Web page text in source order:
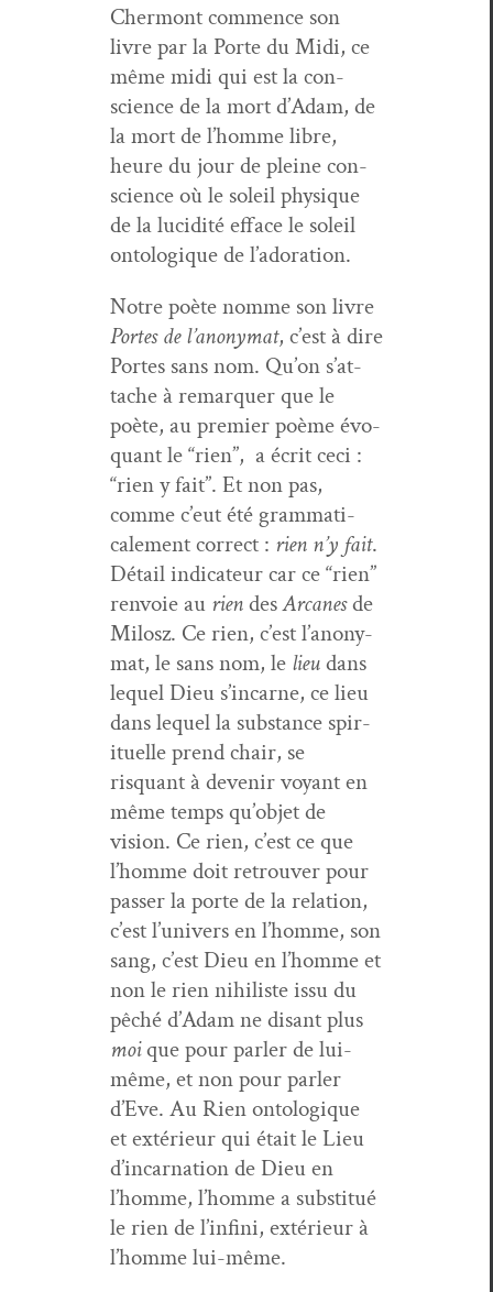
Cher­mont com­mence son
livre par la Porte du Midi, ce
même midi qui est la con­
science de la mort d’Adam, de
la mort de l’homme libre,
heure du jour de pleine con­
science où le soleil physique
de la lucid­ité efface le soleil
ontologique de l’adoration.
Notre poète nomme son livre
Portes de l’anony­mat, c’est à dire
Portes sans nom. Qu’on s’at­
tache à remar­quer que le
poète, au pre­mier poème évo­
quant le “rien”, a écrit ceci :
“rien y fait”. Et non pas,
comme c’eut été gram­mat­i­
cale­ment cor­rect : rien n’y fait.
Détail indi­ca­teur car ce “rien”
ren­voie au riendesArcanesde
Milosz. Ce rien, c’est l’anony­
mat, le sans nom, le lieudans
lequel Dieu s’in­car­ne, ce lieu
dans lequel la sub­stance spir­
ituelle prend chair, se
risquant à devenir voy­ant en
même temps qu’ob­jet de
vision. Ce rien, c’est ce que
l’homme doit retrou­ver pour
pass­er la porte de la rela­tion,
c’est l’u­nivers en l’homme, son
sang, c’est Dieu en l’homme et
non le rien nihiliste issu du
pêché d’Adam ne dis­ant plus
moique pour par­ler de lui-
même, et non pour par­ler
d’Eve. Au Rien ontologique
et extérieur qui était le Lieu
d’in­car­na­tion de Dieu en
l’homme, l’homme a sub­sti­tué
le rien de l’in­fi­ni, extérieur à
l’homme lui-même.